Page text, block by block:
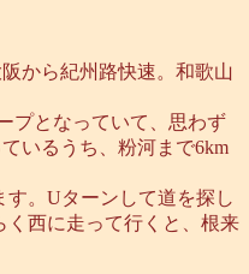
から紀州路快速。和歌山
プとなっていて、思わず
いるうち、粉河まで6km
。Uターンして道を探し
西に走って行くと、根来